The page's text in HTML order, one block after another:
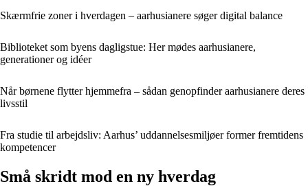
Skærmfrie zoner i hverdagen – aarhusianere søger digital balance
Biblioteket som byens dagligstue: Her mødes aarhusianere,
generationer og idéer
Når børnene flytter hjemmefra – sådan genopfinder aarhusianere deres
livsstil
Fra studie til arbejdsliv: Aarhus’ uddannelsesmiljøer former fremtidens
kompetencer
Små skridt mod en ny hverdag